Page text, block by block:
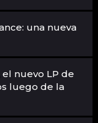
una nueva
el nuevo LP de
luego de la